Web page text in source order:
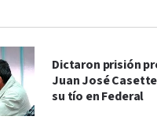
Dictaron prisión
Juan José
su tío en Federal